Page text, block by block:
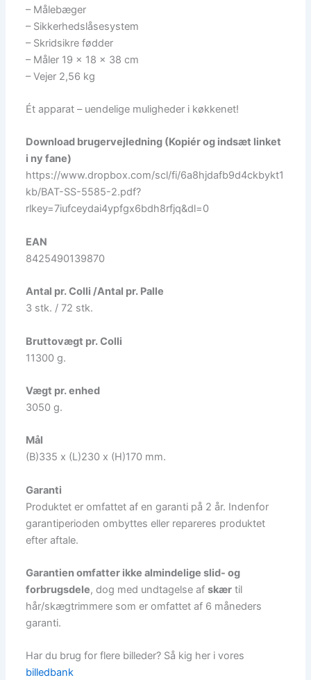
– Målebæger
– Sikkerhedslåsesystem
– Skridsikre fødder
– Måler 19 x 18 x 38 cm
– Vejer 2,56 kg
Ét apparat – uendelige muligheder i køkkenet!
Download brugervejledning (Kopiér og indsæt linket
i ny fane)
https://www.dropbox.com/scl/fi/6a8hjdafb9d4ckbykt1
kb/BAT-SS-5585-2.pdf?
rlkey=7iufceydai4ypfgx6bdh8rfjq&dl=0
EAN
8425490139870
Antal pr. Colli /Antal pr. Palle
3 stk. / 72 stk.
Bruttovægt pr. Colli
11300 g.
Vægt pr. enhed
3050 g.
Mål
(B)335 x (L)230 x (H)170 mm.
Garanti
Produktet er omfattet af en garanti på 2 år. Indenfor
garantiperioden ombyttes eller repareres produktet
efter aftale.
Garantien omfatter ikke almindelige slid- og
forbrugsdele, dog med undtagelse afskær til
hår/skægtrimmere som er omfattet af 6 måneders
garanti.
Har du brug for flere billeder? Så kig her i vores
billedbank